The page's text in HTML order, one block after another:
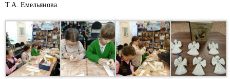
Т.А. Емельянова